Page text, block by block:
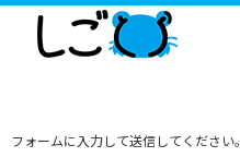
フォームに入力して送信してください。